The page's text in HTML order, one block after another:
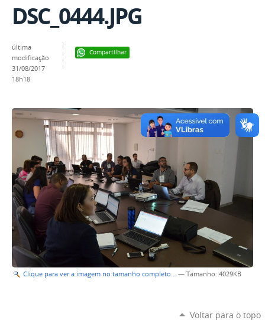
DSC_0444.JPG
Compartilhar
última
modificação
31/08/2017
18h18
Clique para ver a imagem no tamanho completo… — Tamanho: 4029KB
Voltar para o topo